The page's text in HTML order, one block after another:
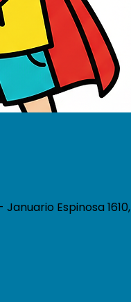
Espinosa 1610,